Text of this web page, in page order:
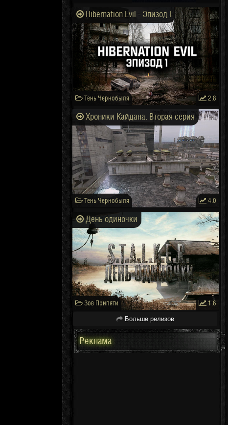
Hibernation Evil - Эпизод I
Тень Чернобыля 2.8
Хроники Кайдана. Вторая серия
Тень Чернобыля 4.0
День одиночки
Зов Припяти 1.6
Больше релизов
Реклама